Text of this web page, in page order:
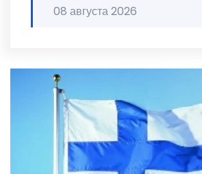
08 августа 2026